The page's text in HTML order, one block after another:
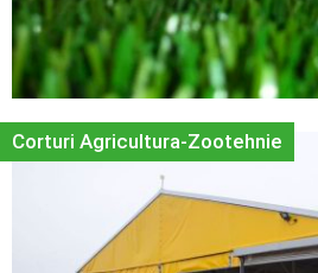
Corturi Agricultura-Zootehnie